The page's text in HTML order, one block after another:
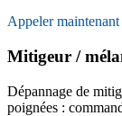
Appeler maintenant
Mitigeur /
Dépannage de
poignées :